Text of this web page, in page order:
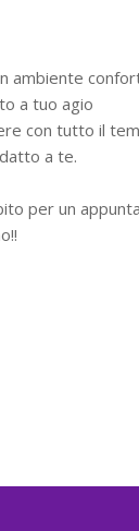
ambiente
a tuo agio
con tutto il
a te.
per un